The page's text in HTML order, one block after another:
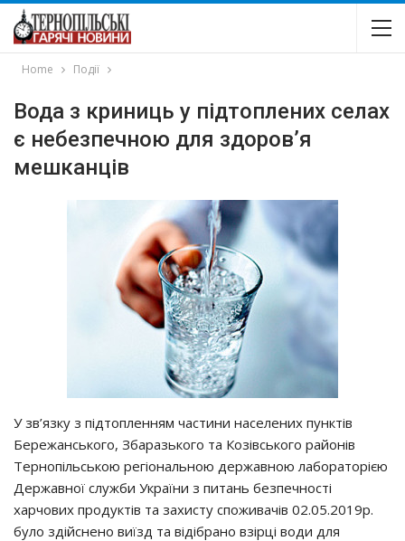
Home Події
Вода з криниць у підтоплених селах
є небезпечною для здоров’я
мешканців
У зв’язку з підтопленням частини населених пунктів
Бережанського, Збаразького та Козівського районів
Тернопільською регіональною державною лабораторією
Державної служби України з питань безпечності
харчових продуктів та захисту споживачів 02.05.2019р.
було здійснено виїзд та відібрано взірці води для